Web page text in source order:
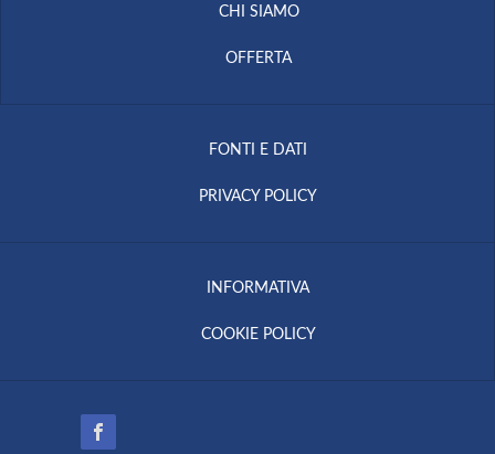
CHI SIAMO
OFFERTA
FONTI E DATI
PRIVACY POLICY
INFORMATIVA
COOKIE POLICY